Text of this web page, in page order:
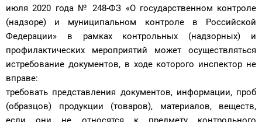
июля 2020 года № 248-ФЗ «О государственном контроле
(надзоре) и муниципальном контроле в Российской
Федерации» в рамках контрольных (надзорных) и
профилактических мероприятий может осуществляться
истребование документов, в ходе которого инспектор не
вправе:
требовать представления документов, информации, проб
(образцов) продукции (товаров), материалов, веществ,